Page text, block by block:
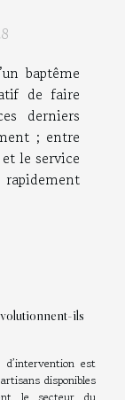
baptême
de faire
derniers
; entre
le service
ils
est
disponibles